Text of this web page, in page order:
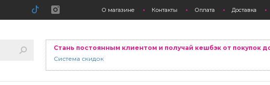
О магазине Контакты Оплата Доставка
Стань постоянным клиентом и получай кешбэк от покупок
Система скидок